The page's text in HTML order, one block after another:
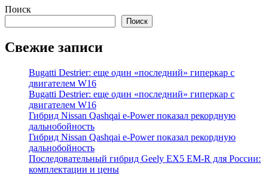
Поиск
Поиск
Свежие записи
Bugatti Destrier: еще один «последний» гиперкар с
двигателем W16
Bugatti Destrier: еще один «последний» гиперкар с
двигателем W16
Гибрид Nissan Qashqai e-Power показал рекордную
дальнобойность
Гибрид Nissan Qashqai e-Power показал рекордную
дальнобойность
Последовательный гибрид Geely EX5 EM-R для России:
комплектации и цены